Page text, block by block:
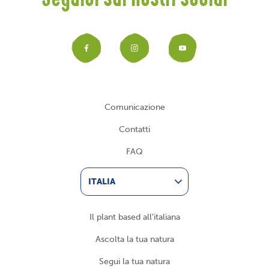
Facebook
Instagram
Comunicazione
Contatti
FAQ
ITALIA
Il plant based all’italiana
Ascolta la tua natura
Segui la tua natura